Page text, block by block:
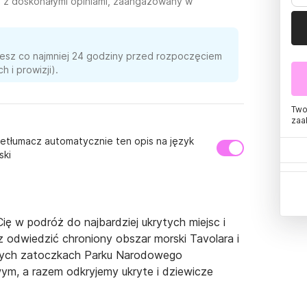
co najmniej 24 godziny przed rozpoczęciem
i prowizji).
automatycznie ten opis na język
w podróż do najbardziej ukrytych miejsc i
odwiedzić chroniony obszar morski Tavolara i
zatoczkach Parku Narodowego
a razem odkryjemy ukryte i dziewicze